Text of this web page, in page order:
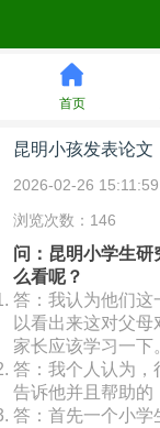
首页
昆明小孩发表论文
2026-02-26 15:11:59
浏览次数：146
问：昆明小学生
么看呢？
答：我认为他们这
以看出来这对父
家长应该学习一下
答：我个人认为，
告诉他并且帮助的
答：首先一个小学